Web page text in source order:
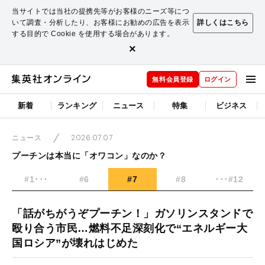
当サイトでは当社の提携先等がお客様のニーズ等につ
いて調査・分析したり、お客様にお勧めの広告を表示
する目的で Cookie を使用する場合があります。
詳しくはこちら
×
無料会員登録 ログイン
新着 ランキング ニュース 特集 ビジネス
ニュース
2026.07.07
プーチンは本当に「オワコン」なのか？
#1･･･ #6 #7 #8 ･･･#12
「話がちがうぞプーチン！」ガソリンスタンドで
殴り合う市民…燃料不足深刻化で“エネルギー大
国ロシア”が壊れはじめた